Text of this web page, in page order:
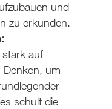
und
zu erkunden.
stark auf
Denken, um
schult die